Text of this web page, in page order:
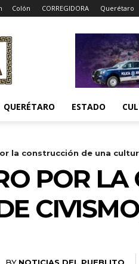
Colón CORREGIDORA Querétaro
QUERÉTARO ESTADO
la construcción de una
POR